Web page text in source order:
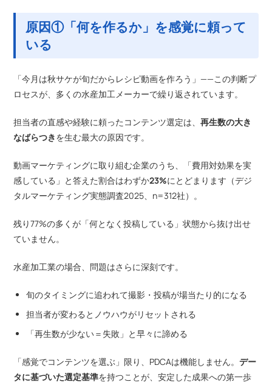
原因①「何を作るか」を感覚に頼って
いる
「今月は秋サケが旬だからレシピ動画を作ろう」——この判断プ
ロセスが、多くの水産加工メーカーで繰り返されています。
担当者の直感や経験に頼ったコンテンツ選定は、再生数の大き
なばらつきを生む最大の原因です。
動画マーケティングに取り組む企業のうち、「費用対効果を実
感している」と答えた割合はわずか23%にとどまります（デジ
タルマーケティング実態調査2025、n=312社）。
残り77%の多くが「何となく投稿している」状態から抜け出せ
ていません。
水産加工業の場合、問題はさらに深刻です。
旬のタイミングに追われて撮影・投稿が場当たり的になる
担当者が変わるとノウハウがリセットされる
「再生数が少ない＝失敗」と早々に諦める
「感覚でコンテンツを選ぶ」限り、PDCAは機能しません。デー
タに基づいた選定基準を持つことが、安定した成果への第一歩